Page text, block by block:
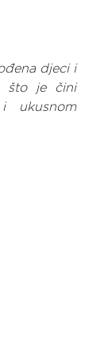
djeci i
što je čini
ukusnom